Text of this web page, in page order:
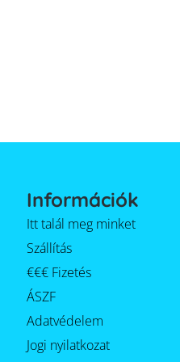
Információk
Itt talál meg minket
Szállítás
€€€ Fizetés
ÁSZF
Adatvédelem
Jogi nyilatkozat